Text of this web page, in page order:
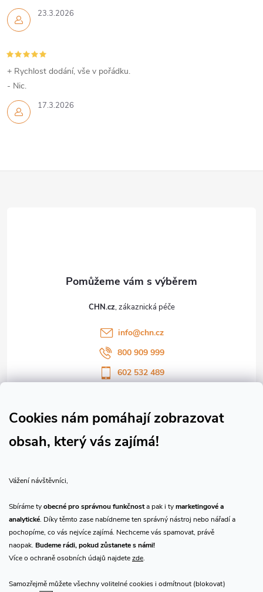
Cookies nám pomáhají zobrazovat
obsah, který vás zajímá!
Vážení návštěvníci,
Sbíráme tyobecné pro správnou funkčnosta pak i tymarketingové a
analytické. Díky těmto zase nabídneme ten správný nástroj nebo nářadí a
pochopíme, co vás nejvíce zajímá. Nechceme vás spamovat, právě
naopak. Budeme rádi, pokud zůstanete s námi!
Více o ochraně osobních údajů najdetezde.
Samozřejmě můžete všechny volitelné cookies i odmítnout (blokovat)
23.3.2026
17.3.2026
+ Rychlost dodání, vše v pořádku.
- Nic.
CHN.cz
info@chn.cz
800 909 999
602 532 489
Sledujte náš vlog CHN_CZ
Přijímáme online platby